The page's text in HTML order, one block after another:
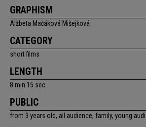
GRAPHISM
Alžbeta Mačáková Mišejková
CATEGORY
short films
LENGTH
8 min 15 sec
PUBLIC
from 3 years old, all audience, family, young